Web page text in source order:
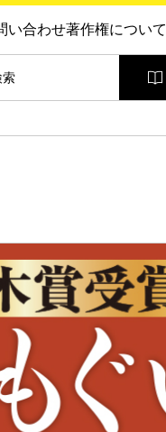
い合わせ著作権について
索